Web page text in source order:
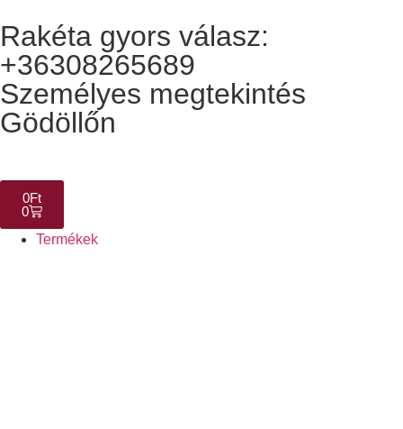
Rakéta gyors válasz:
+36308265689
Személyes megtekintés
Gödöllőn
0Ft
0
Termékek